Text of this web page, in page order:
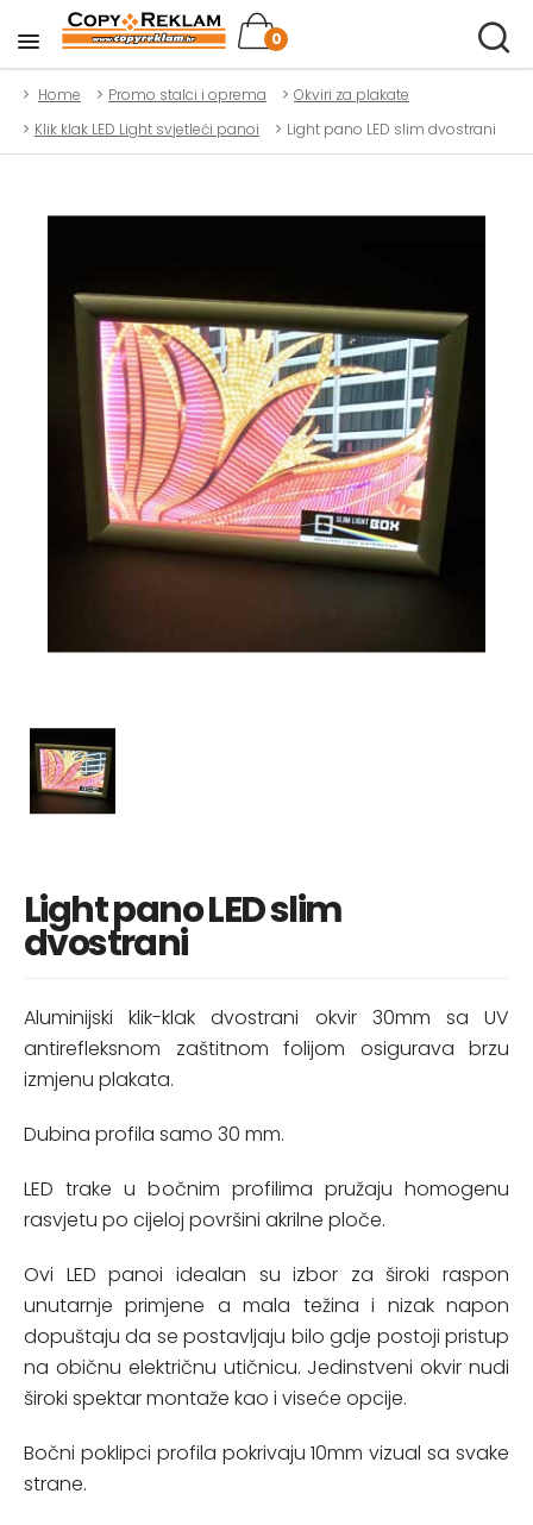
0
Home Promo stalci i oprema
Okviri za plakate
Klik klak LED Light svjetleći panoi
Light pano LED slim dvostrani
Light pano LED slim
dvostrani
Aluminijski klik-klak dvostrani okvir 30mm sa UV
antirefleksnom zaštitnom folijom osigurava brzu
izmjenu plakata.
Dubina profila samo 30 mm.
LED trake u bočnim profilima pružaju homogenu
rasvjetu po cijeloj površini akrilne ploče.
Ovi LED panoi idealan su izbor za široki raspon
unutarnje primjene a mala težina i nizak napon
dopuštaju da se postavljaju bilo gdje postoji pristup
na običnu električnu utičnicu. Jedinstveni okvir nudi
široki spektar montaže kao i viseće opcije.
Bočni poklipci profila pokrivaju 10mm vizual sa svake
strane.